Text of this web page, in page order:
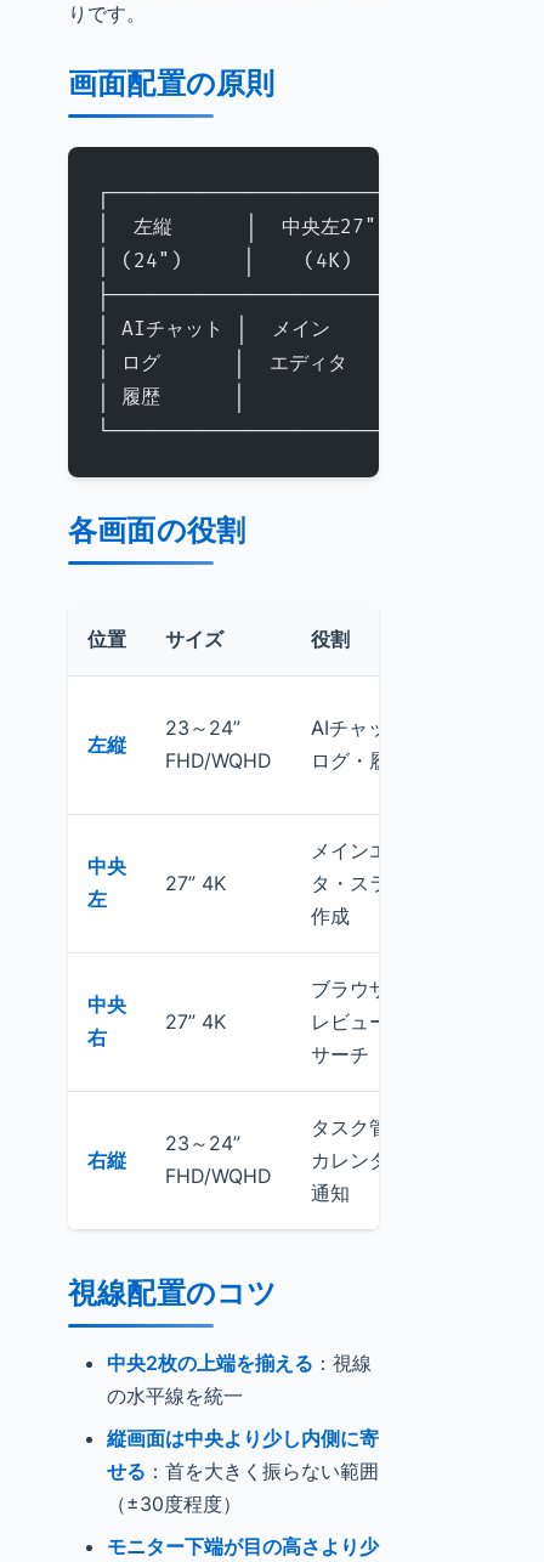
りです。
画面配置の原則
│  左縦      │  中央左27"  │  中央右
│ (24")     │    (4K)     │    (4K)
│ AIチャット │  メイン     │  ブラウザ
│ ログ      │  エディタ   │  プレビュー
│ 履歴      │            │  リサーチ
各画面の役割
位置 サイズ 役割
左縦
23～24”
FHD/WQHD
AIチャット・
ログ・履歴
中央
左
27” 4K
メインエディ
タ・スライド
作成
中央
右
27” 4K
ブラウザ・プ
レビュー・リ
サーチ
右縦
23～24”
FHD/WQHD
タスク管理・
カレンダー・
通知
視線配置のコツ
中央2枚の上端を揃える ：視線
の水平線を統一
縦画面は中央より少し内側に寄
せる ：首を大きく振らない範囲
（±30度程度）
モニター下端が目の高さより少